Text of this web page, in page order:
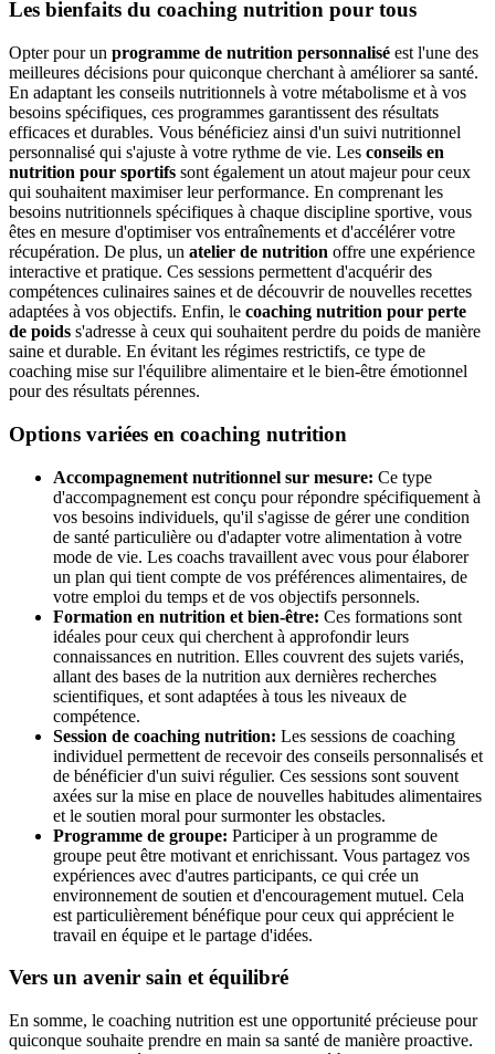
Les bienfaits du coaching nutrition pour tous
Opter pour un programme de nutrition personnalisé est l'une des
meilleures décisions pour quiconque cherchant à améliorer sa santé.
En adaptant les conseils nutritionnels à votre métabolisme et à vos
besoins spécifiques, ces programmes garantissent des résultats
efficaces et durables. Vous bénéficiez ainsi d'un suivi nutritionnel
personnalisé qui s'ajuste à votre rythme de vie. Les conseils en
nutrition pour sportifs sont également un atout majeur pour ceux
qui souhaitent maximiser leur performance. En comprenant les
besoins nutritionnels spécifiques à chaque discipline sportive, vous
êtes en mesure d'optimiser vos entraînements et d'accélérer votre
récupération. De plus, un atelier de nutrition offre une expérience
interactive et pratique. Ces sessions permettent d'acquérir des
compétences culinaires saines et de découvrir de nouvelles recettes
adaptées à vos objectifs. Enfin, le coaching nutrition pour perte
de poids s'adresse à ceux qui souhaitent perdre du poids de manière
saine et durable. En évitant les régimes restrictifs, ce type de
coaching mise sur l'équilibre alimentaire et le bien-être émotionnel
pour des résultats pérennes.
Options variées en coaching nutrition
Accompagnement nutritionnel sur mesure: Ce type
d'accompagnement est conçu pour répondre spécifiquement à
vos besoins individuels, qu'il s'agisse de gérer une condition
de santé particulière ou d'adapter votre alimentation à votre
mode de vie. Les coachs travaillent avec vous pour élaborer
un plan qui tient compte de vos préférences alimentaires, de
votre emploi du temps et de vos objectifs personnels.
Formation en nutrition et bien-être: Ces formations sont
idéales pour ceux qui cherchent à approfondir leurs
connaissances en nutrition. Elles couvrent des sujets variés,
allant des bases de la nutrition aux dernières recherches
scientifiques, et sont adaptées à tous les niveaux de
compétence.
Session de coaching nutrition: Les sessions de coaching
individuel permettent de recevoir des conseils personnalisés et
de bénéficier d'un suivi régulier. Ces sessions sont souvent
axées sur la mise en place de nouvelles habitudes alimentaires
et le soutien moral pour surmonter les obstacles.
Programme de groupe: Participer à un programme de
groupe peut être motivant et enrichissant. Vous partagez vos
expériences avec d'autres participants, ce qui crée un
environnement de soutien et d'encouragement mutuel. Cela
est particulièrement bénéfique pour ceux qui apprécient le
travail en équipe et le partage d'idées.
Vers un avenir sain et équilibré
En somme, le coaching nutrition est une opportunité précieuse pour
quiconque souhaite prendre en main sa santé de manière proactive.